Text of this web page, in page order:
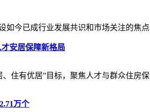
如今已成行业发展共识和市场关注的焦点
安居保障新格局
住有优居”目标，聚焦人才与群众住
万个